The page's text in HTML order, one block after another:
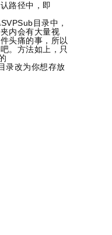
路径中，即
目录中，
内会有大量视
头痛的事，所以
。方法如上，只
录改为你想存放